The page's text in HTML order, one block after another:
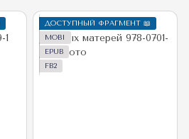
ДОСТУПНЫЙ ФРАГМЕНТ 📖
MOBI
EPUB
FB2